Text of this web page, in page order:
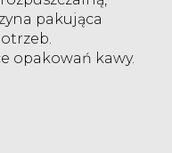
pakująca
opakowań kawy.